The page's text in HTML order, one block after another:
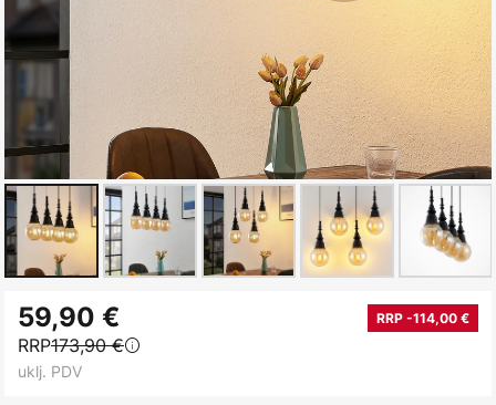
to
the
beginning
59,90 € RRP -114,00 €
RRP173,90 €
uklj. PDV